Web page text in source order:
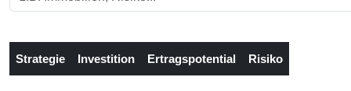
Strategie Investition Ertragspotential Risiko